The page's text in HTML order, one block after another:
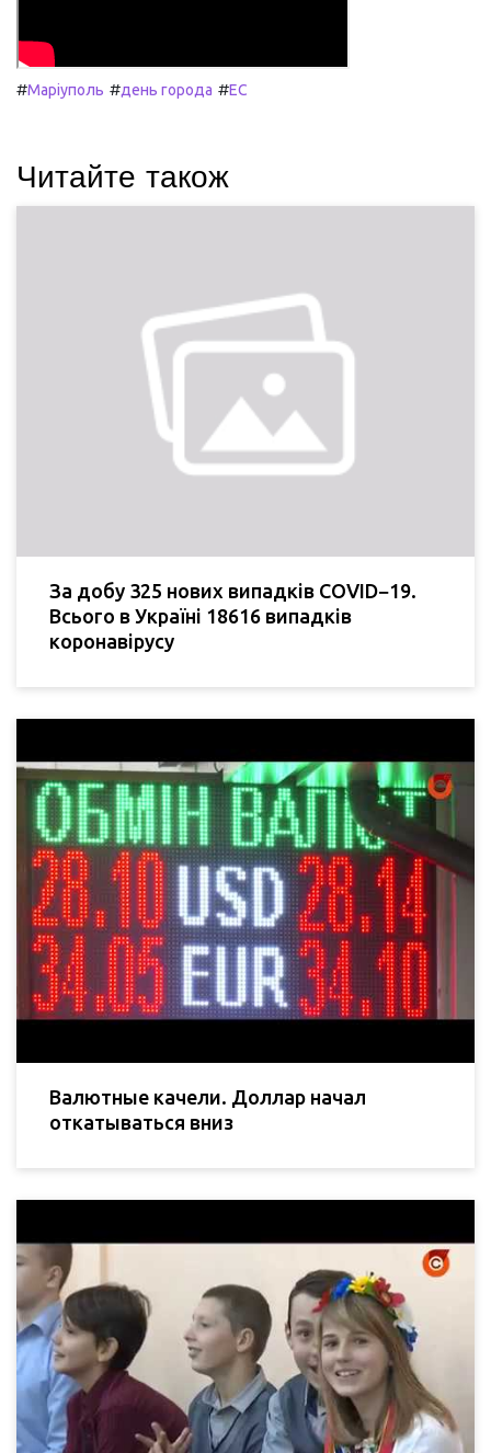
#Маріуполь #день города #ЕС
Читайте також
За добу 325 нових випадків COVID−19.
Всього в Україні 18616 випадків
коронавірусу
Валютные качели. Доллар начал
откатываться вниз